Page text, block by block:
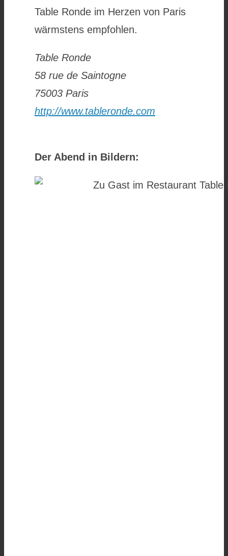
Table Ronde im Herzen von Paris
wärmstens empfohlen.
Table Ronde
58 rue de Saintogne
75003 Paris
http://www.tableronde.com
Der Abend in Bildern: